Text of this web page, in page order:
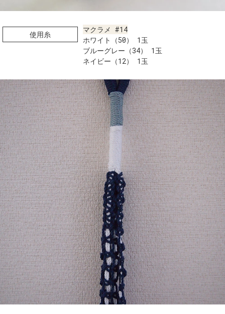
使用糸
マクラメ #14
ホワイト（50） 1玉
ブルーグレー（34） 1玉
ネイビー（12） 1玉